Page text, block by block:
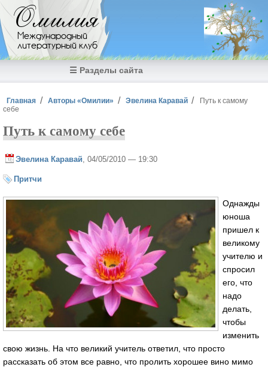
Перейти к основному содержанию
Омилия
Международный
литературный клуб
☰ Разделы сайта
Вы здесь
Главная Авторы «Омилии» Эвелина Каравай
Путь к самому
себе
Путь к самому себе
Эвелина Каравай , 04/05/2010 — 19:30
Притчи
Однажды
юноша
пришел к
великому
учителю и
спросил
его, что
надо
делать,
чтобы
изменить
свою жизнь. На что великий учитель ответил, что просто
рассказать об этом все равно, что пролить хорошее вино мимо